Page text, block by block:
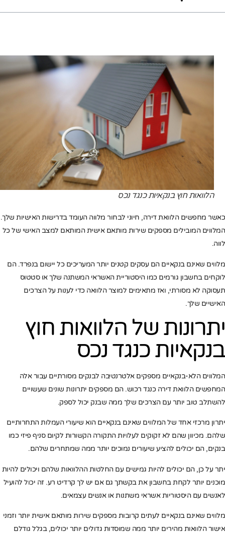
הלוואות חוץ בנקאיות כנגד נכס
כאשר מחפשים הלוואת דירה, חיוני לבחור מלווה העומד בדרישות האישיות שלך.
המלווים המובילים מספקים שירות מותאם אישית המותאם למצב האישי של כל
לווה.
מלווים שאינם בנקאיים הם עסקים קטנים יותר המעריכים כל יישום בנפרד. הם
לוקחים בחשבון גורמים כמו היסטוריית האשראי המשתנה שלך או סטטוס
תעסוקה לא מסורתי, ואז מתאימים למוצר הלוואה כדי לענות על הצרכים
האישיים שלך.
יתרונות של הלוואות חוץ
בנקאיות כנגד נכס
המלווים הלא-בנקאיים מספקים אלטרנטיבה לבנקים מסורתיים עבור אלה
המחפשים הלוואת דירה כנגד רכוש. הם מספקים יתרונות שונים שעשויים
להשתלב טוב יותר עם הצרכים שלך ממה שבנק יכול לספק.
יתרון מרכזי אחד של המלווים שאינם בנקאיים הוא שיעורי העמלות התחרותיים
שלהם. מכיוון שהם לא זקוקים לעלויות התקורה הקשורות לקיום סניף פיזי כמו
בנקים, הם יכולים להציע שיעורים נמוכים יותר ממה שמתחרים שלהם.
יתר על כן, הם יכולים להיות גמישים עם החלטות ההלוואות שלהם ויכולים להיות
מוכנים יותר לקחת בחשבון את בקשתך גם אם יש לך קרדיט רע. זה יכול להועיל
לאנשים עם היסטוריות אשראי משתנות או אנשים עצמאים.
מלווים שאינם בנקאיים לעתים קרובות מספקים שירות מותאם אישית יותר וזמני
אישור הלוואות מהירים יותר ממה שמוסדות גדולים יותר יכולים, בגלל גודלם